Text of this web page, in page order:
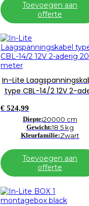
Toevoegen aan
offerte
In-Lite
type CBL-14/2 12V 2-
€ 524,99
Diepte:20000 cm
Gewicht:18.5 kg
Kleurfamilie:Zwart
Toevoegen aan
offerte